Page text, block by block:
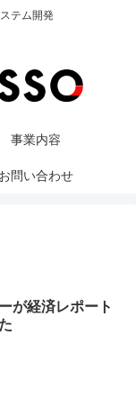
テム開発
事業内容
お問い合わせ
が経済レポート